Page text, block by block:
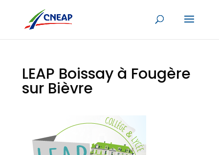
LEAP Boissay à Fougère
sur Bièvre